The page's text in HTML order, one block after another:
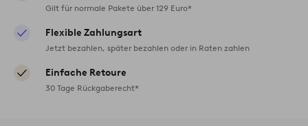
Gilt für normale Pakete über 129 Euro*
Flexible Zahlungsart
Jetzt bezahlen, später bezahlen oder in Raten zahlen
Einfache Retoure
30 Tage Rückgaberecht*